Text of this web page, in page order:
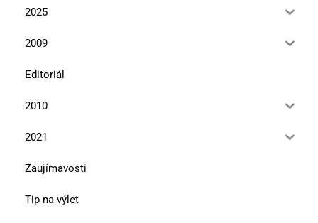
2025
2009
Editoriál
2010
2021
Zaujímavosti
Tip na výlet